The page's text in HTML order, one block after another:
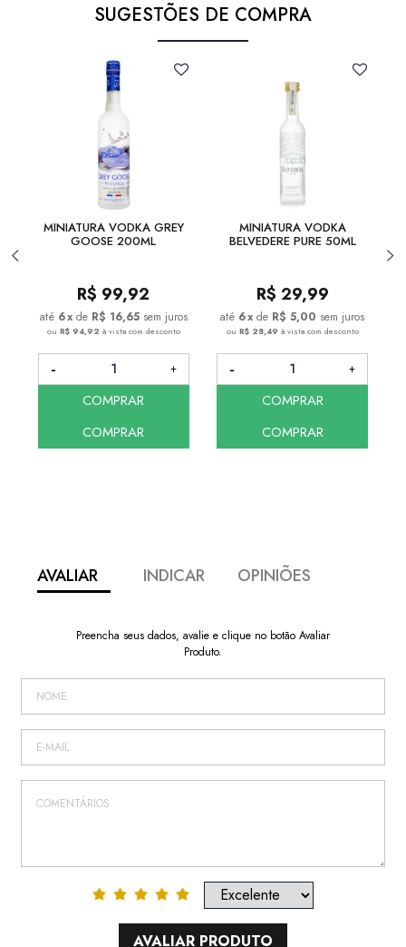
SUGESTÕES DE COMPRA
MINIATURA VODKA GREY
GOOSE 200ML
R$ 99,92
6x de R$ 16,65 sem juros
ou R$ 94,92 à vista com desconto
COMPRAR
COMPRAR
MINIATURA VODKA
BELVEDERE PURE 50ML
R$ 29,99
6x de R$ 5,00 sem juros
ou R$ 28,49 à vista com desconto
COMPRAR
COMPRAR
AVALIAR INDICAR OPINIÕES
Preencha seus dados, avalie e clique no botão Avaliar
Produto.
AVALIAR PRODUTO